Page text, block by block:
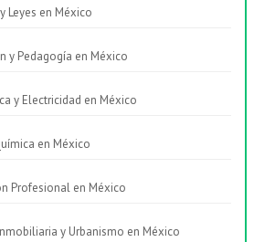
Leyes en México
y Pedagogía en México
y Electricidad en México
en México
Profesional en México
y Urbanismo en México